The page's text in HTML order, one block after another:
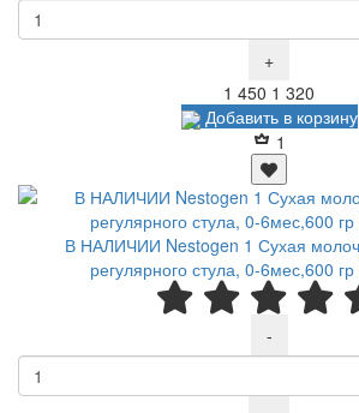
+
1 450 Р1 320
Добавить в корзину
1
В НАЛИЧИИ Nestogen 1 Сухая
регулярного стула, 0-6мес,600
-